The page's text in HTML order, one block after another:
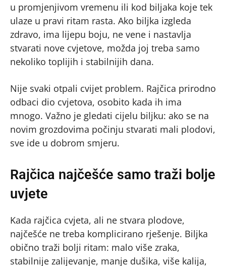
u promjenjivom vremenu ili kod biljaka koje tek
ulaze u pravi ritam rasta. Ako biljka izgleda
zdravo, ima lijepu boju, ne vene i nastavlja
stvarati nove cvjetove, možda joj treba samo
nekoliko toplijih i stabilnijih dana.
Nije svaki otpali cvijet problem. Rajčica prirodno
odbaci dio cvjetova, osobito kada ih ima
mnogo. Važno je gledati cijelu biljku: ako se na
novim grozdovima počinju stvarati mali plodovi,
sve ide u dobrom smjeru.
Rajčica najčešće samo traži bolje
uvjete
Kada rajčica cvjeta, ali ne stvara plodove,
najčešće ne treba komplicirano rješenje. Biljka
obično traži bolji ritam: malo više zraka,
stabilnije zalijevanje, manje dušika, više kalija,